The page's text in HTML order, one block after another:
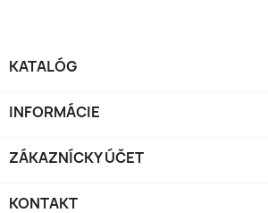
KATALÓG
INFORMÁCIE
ZÁKAZNÍCKY ÚČET
KONTAKT